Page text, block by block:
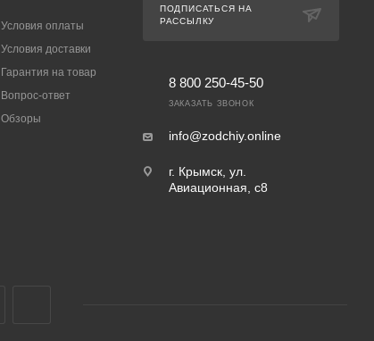
Условия оплаты
Условия доставки
Гарантия на товар
Вопрос-ответ
Обзоры
ПОДПИСАТЬСЯ НА
РАССЫЛКУ
8 800 250-45-50
ЗАКАЗАТЬ ЗВОНОК
info@zodchiy.online
г. Крымск, ул.
Авиационная, с8